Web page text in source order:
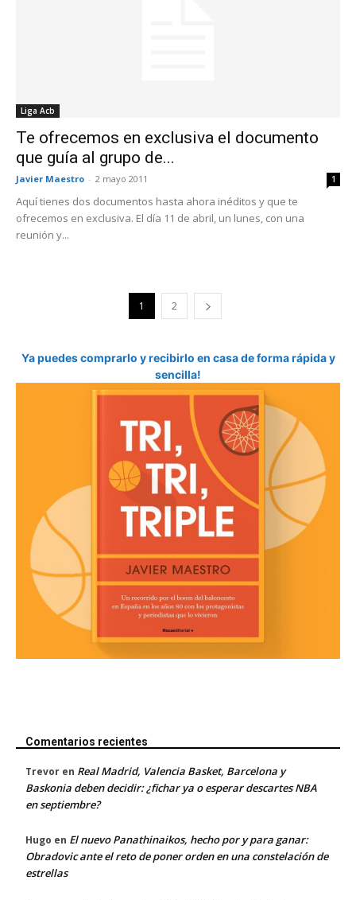
Liga Acb
Te ofrecemos en exclusiva el documento
que guía al grupo de...
Javier Maestro - 2 mayo 2011 1
Aquí tienes dos documentos hasta ahora inéditos y que te
ofrecemos en exclusiva. El día 11 de abril, un lunes, con una
reunión y...
1 2
Ya puedes comprarlo y recibirlo en casa de forma rápida y
sencilla!
Comentarios recientes
Trevor en Real Madrid, Valencia Basket, Barcelona y
Baskonia deben decidir: ¿fichar ya o esperar descartes NBA
en septiembre?
Hugo en El nuevo Panathinaikos, hecho por y para ganar:
Obradovic ante el reto de poner orden en una constelación de
estrellas